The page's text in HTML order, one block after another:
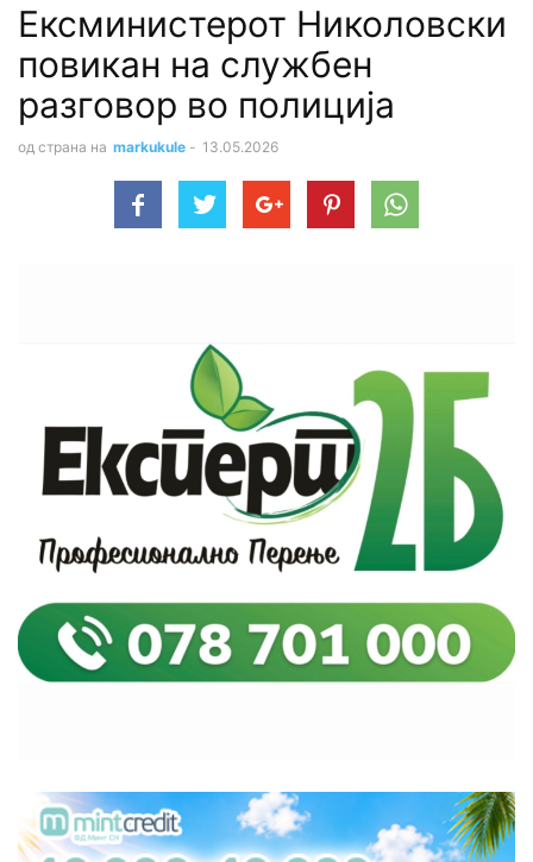
Ексминистерот Николовски
повикан на службен
разговор во полиција
од страна на markukule - 13.05.2026